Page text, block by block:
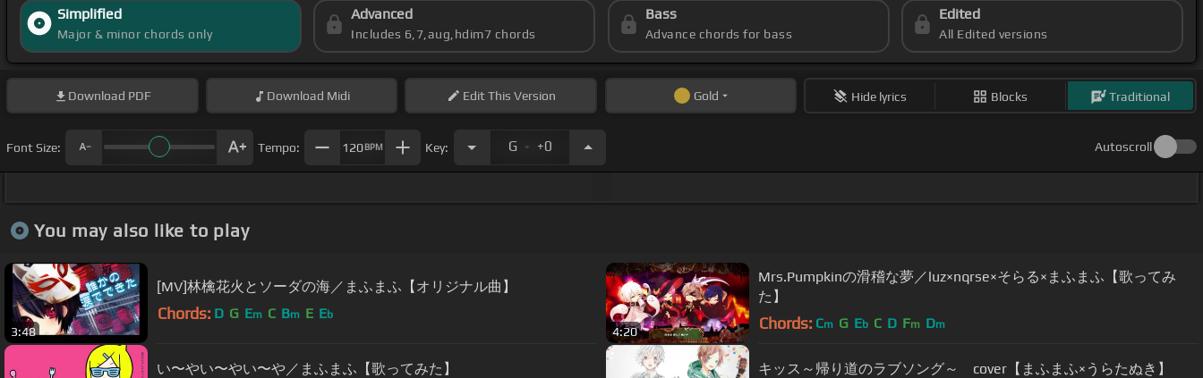
Simplified
Major & minor chords only
Advanced
Includes 6,7,aug,hdim7 chords
Bass
Advance chords for bass
Edited
All Edited versions
Download PDF Download Midi EditThis Version Gold Hide lyrics Blocks Traditional
Font Size: Tempo: 120BPM Key: G . +0 Autoscroll
You may also like to play
3:48
[MV]林檎花火とソーダの海／まふまふ【オリジナル曲】
Chords: D G Em C Bm E Eb
4:20
Mrs.Pumpkinの滑稽な夢／luz×nqrse×そらる×まふまふ【歌ってみ
た】
Chords: Cm G Eb C D Fm Dm
い〜やい〜やい〜や／まふまふ【歌ってみた】 キッス～帰り道のラブソング～ cover【まふまふ×うらたぬき】